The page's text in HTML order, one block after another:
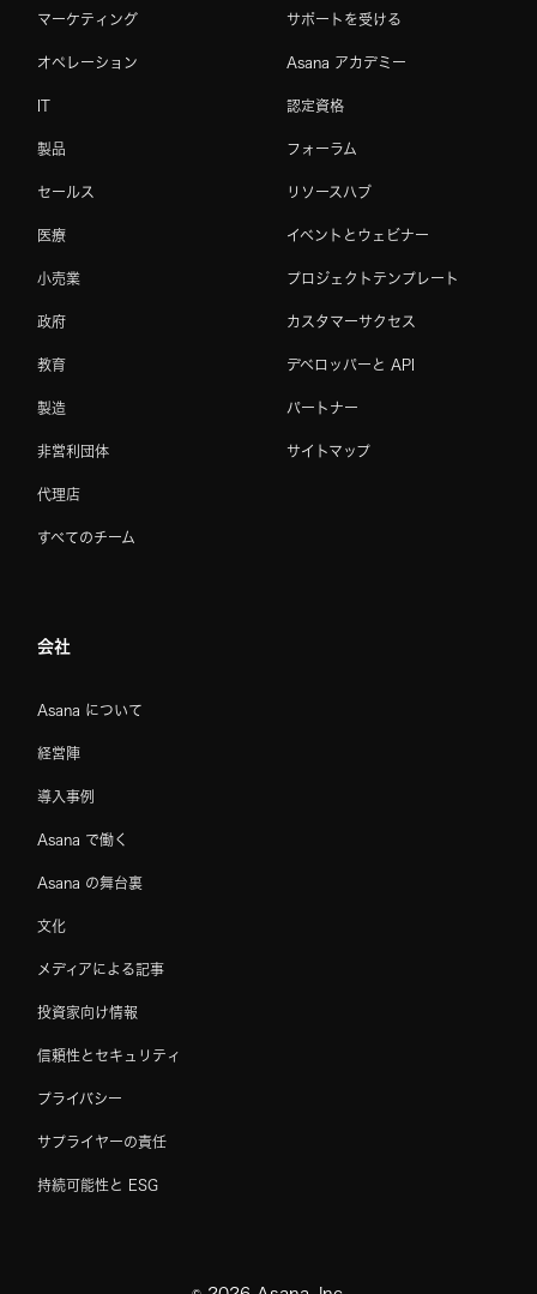
マーケティング
オペレーション
IT
製品
セールス
医療
小売業
政府
教育
製造
非営利団体
代理店
すべてのチーム
サポートを受ける
Asana アカデミー
認定資格
フォーラム
リソースハブ
イベントとウェビナー
プロジェクトテンプレート
カスタマーサクセス
デベロッパーと API
パートナー
サイトマップ
会社
Asana について
経営陣
導入事例
Asana で働く
Asana の舞台裏
文化
メディアによる記事
投資家向け情報
信頼性とセキュリティ
プライバシー
サプライヤーの責任
持続可能性と ESG